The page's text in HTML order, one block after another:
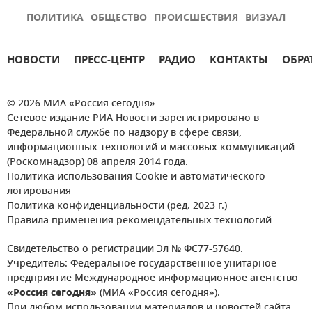
ПОЛИТИКА ОБЩЕСТВО ПРОИСШЕСТВИЯ ВИЗУАЛ
НОВОСТИ ПРЕСС-ЦЕНТР РАДИО КОНТАКТЫ
© 2026 МИА «Россия сегодня»
Сетевое издание РИА Новости зарегистрировано в
Федеральной службе по надзору в сфере связи,
информационных технологий и массовых коммуникаций
(Роскомнадзор) 08 апреля 2014 года.
Политика использования Cookie и автоматического
логирования
Политика конфиденциальности (ред. 2023 г.)
Правила применения рекомендательных технологий
Свидетельство о регистрации Эл № ФС77-57640.
Учредитель: Федеральное государственное унитарное
предприятие Международное информационное агентство
«Россия сегодня» (МИА «Россия сегодня»).